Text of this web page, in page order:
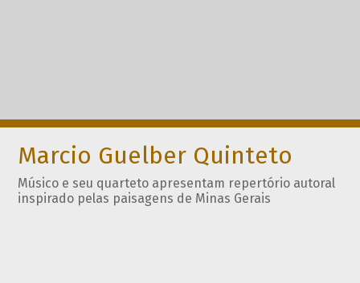
Marcio Guelber Quinteto
Músico e seu quarteto apresentam repertório autoral
inspirado pelas paisagens de Minas Gerais